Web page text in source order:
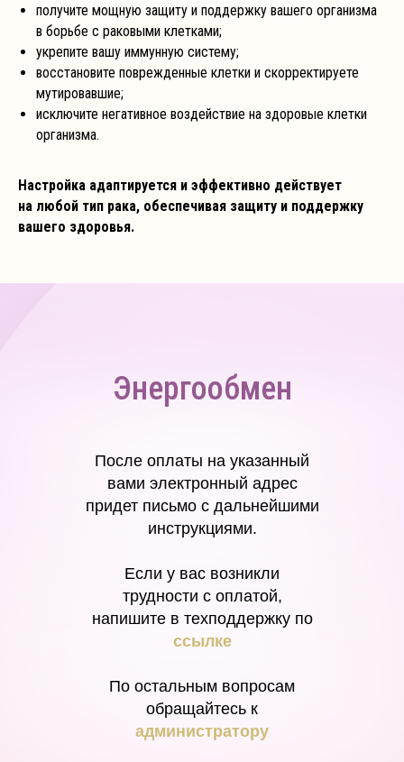
получите мощную защиту и поддержку вашего организма
в борьбе с раковыми клетками;
укрепите вашу иммунную систему;
восстановите поврежденные клетки и скорректируете
мутировавшие;
исключите негативное воздействие на здоровые клетки
организма.
Настройка адаптируется и эффективно действует
на любой тип рака, обеспечивая защиту и поддержку
вашего здоровья.
Энергообмен
После оплаты на указанный
вами электронный адрес
придет письмо с дальнейшими
инструкциями.
Если у вас возникли
трудности с оплатой,
напишите в техподдержку по
ссылке
По остальным вопросам
обращайтесь к
администратору